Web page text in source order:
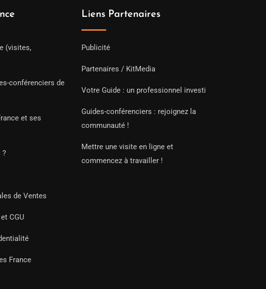
(visites,
conférenciers de
et ses
?
de Ventes
CGU
France
Liens Partenaires
Publicité
Partenaires / KitMedia
Votre Guide : un professionnel investi
Guides-conférenciers : rejoignez la
communauté !
Mettre une visite en ligne et
commencez à travailler !